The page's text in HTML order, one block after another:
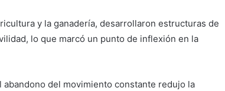
y la ganadería, desarrollaron estructuras de
lo que marcó un punto de inflexión en la
del movimiento constante redujo la